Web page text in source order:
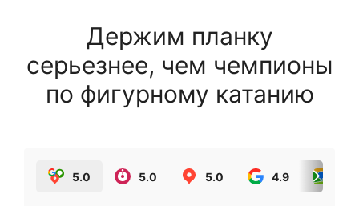
Держим планку
серьезнее, чем чемпионы
по фигурному катанию
5.0 5.0 5.0 4.9